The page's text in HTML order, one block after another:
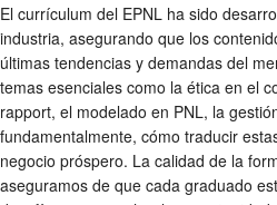
El currículum del EPNL ha sido
industria, asegurando que los
últimas tendencias y demandas del
temas esenciales como la ética en el
rapport, el modelado en PNL, la
fundamentalmente, cómo traducir
negocio próspero. La calidad de la
aseguramos de que cada graduado